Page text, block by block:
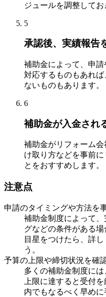
ジュールを調整してお
5
承認後、実績報告
補助金によって、申
対応するものもあれ
ないものもあります。
6
補助金が入金され
補助金がリフォーム
け取り方などを事前
とをおすすめします。
注意点
申請のタイミングや方法を
補助金制度によって
グなどの条件がある
目星をつけたら、詳
う。
予算の上限や締切状況を確
多くの補助金制度には
上限に達すると受付
内でもなるべく早めに